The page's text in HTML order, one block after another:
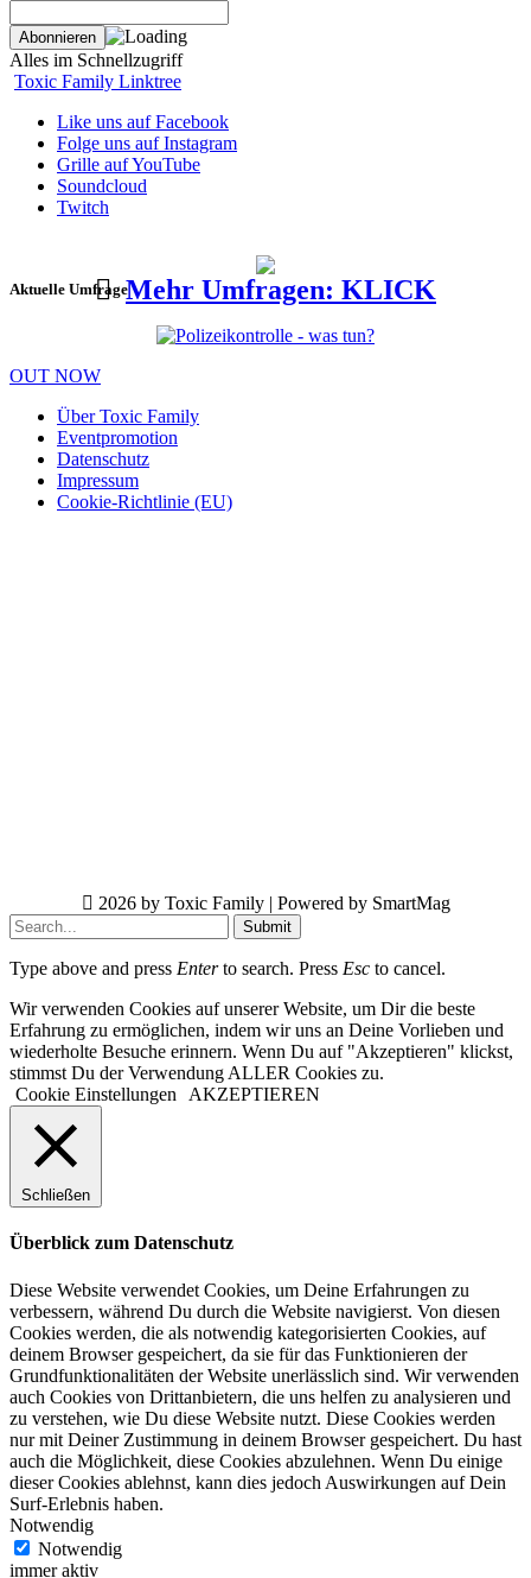
Alles im Schnellzugriff
Toxic Family Linktree
Like uns auf Facebook
Folge uns auf Instagram
Grille auf YouTube
Soundcloud
Twitch
Aktuelle UmfrageMehr Umfragen: KLICK
OUT NOW
Über Toxic Family
Eventpromotion
Datenschutz
Impressum
Cookie-Richtlinie (EU)
2026 by Toxic Family | Powered by SmartMag
Submit
Type above and press Enterto search. Press Esc to cancel.
Wir verwenden Cookies auf unserer Website, um Dir die beste
Erfahrung zu ermöglichen, indem wir uns an Deine Vorlieben und
wiederholte Besuche erinnern. Wenn Du auf "Akzeptieren" klickst,
stimmst Du der Verwendung ALLER Cookies zu.
Cookie Einstellungen
AKZEPTIEREN
Schließen
Überblick zum Datenschutz
Diese Website verwendet Cookies, um Deine Erfahrungen zu
verbessern, während Du durch die Website navigierst. Von diesen
Cookies werden, die als notwendig kategorisierten Cookies, auf
deinem Browser gespeichert, da sie für das Funktionieren der
Grundfunktionalitäten der Website unerlässlich sind. Wir verwenden
auch Cookies von Drittanbietern, die uns helfen zu analysieren und
zu verstehen, wie Du diese Website nutzt. Diese Cookies werden
nur mit Deiner Zustimmung in deinem Browser gespeichert. Du hast
auch die Möglichkeit, diese Cookies abzulehnen. Wenn Du einige
dieser Cookies ablehnst, kann dies jedoch Auswirkungen auf Dein
Surf-Erlebnis haben.
Notwendig
Notwendig
immer aktiv